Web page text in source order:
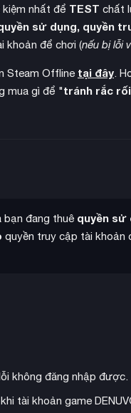
tương tác nâng cao chưa
cạn. Du khách sẽ kinh
tạo núi, đào thung lũng,
nhất để TEST chất
sử dụng, quyền
khoản để chơi (nếu bị lỗi
Steam Offline tại đây.
mua gì để "tránh rắc rối
bạn đang thuê quyền sử
quyền truy cập tài
không đăng nhập được.
tài khoản game